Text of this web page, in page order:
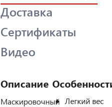
Доставка
Сертификаты
Видео
Описание
Маскировочный Легкий вес